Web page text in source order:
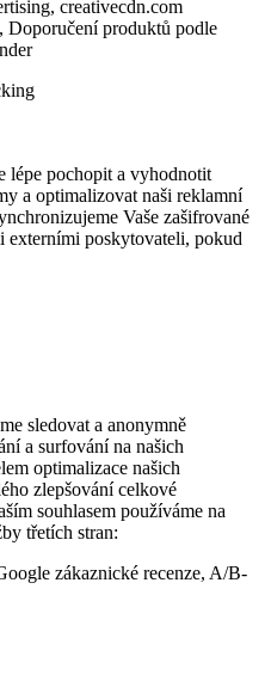
creativecdn.com
produktů podle
lépe pochopit a vyhodnotit
a optimalizovat naši reklamní
Vaše zašifrované
externími poskytovateli, pokud
sledovat a anonymně
a surfování na našich
optimalizace našich
zlepšování celkové
souhlasem používáme na
třetích stran:
zákaznické recenze, A/B-